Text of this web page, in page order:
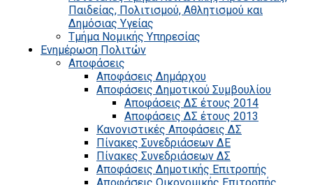
Παιδείας, Πολιτισμού, Αθλητισμού και
Δημόσιας Υγείας
Τμήμα Νομικής Υπηρεσίας
Ενημέρωση Πολιτών
Αποφάσεις
Αποφάσεις Δημάρχου
Αποφάσεις Δημοτικού Συμβουλίου
Αποφάσεις ΔΣ έτους 2014
Αποφάσεις ΔΣ έτους 2013
Κανονιστικές Αποφάσεις ΔΣ
Πίνακες Συνεδριάσεων ΔΕ
Πίνακες Συνεδριάσεων ΔΣ
Αποφάσεις Δημοτικής Επιτροπής